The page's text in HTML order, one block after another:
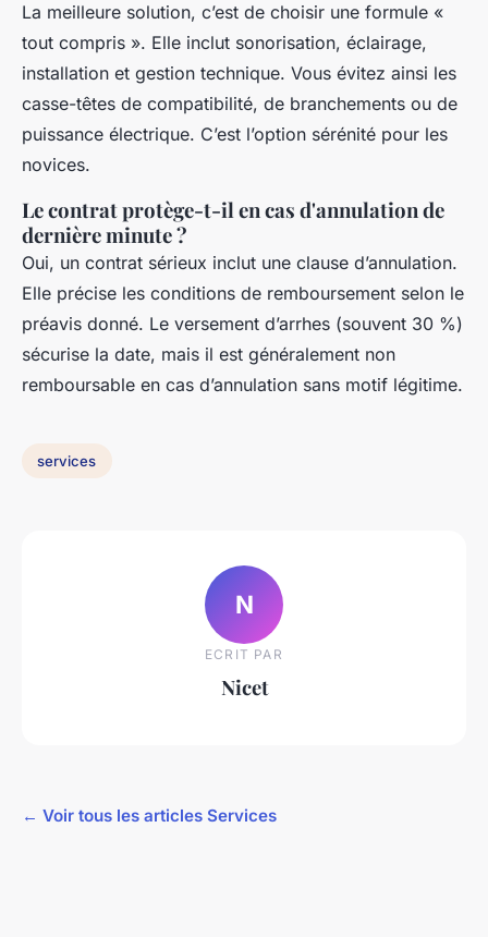
La meilleure solution, c’est de choisir une formule «
tout compris ». Elle inclut sonorisation, éclairage,
installation et gestion technique. Vous évitez ainsi les
casse-têtes de compatibilité, de branchements ou de
puissance électrique. C’est l’option sérénité pour les
novices.
Le contrat protège-t-il en cas d'annulation de
dernière minute ?
Oui, un contrat sérieux inclut une clause d’annulation.
Elle précise les conditions de remboursement selon le
préavis donné. Le versement d’arrhes (souvent 30 %)
sécurise la date, mais il est généralement non
remboursable en cas d’annulation sans motif légitime.
services
N
ECRIT PAR
Nicet
← Voir tous les articles Services